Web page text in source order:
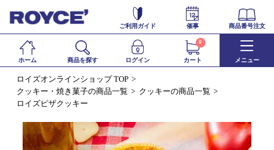
ご利用ガイド 催事 商品番号注文
ホーム 商品を探す ログイン カート
0
メニュー
ロイズオンラインショップ TOP
クッキー・焼き菓子の商品一覧
クッキーの商品一覧
ロイズピザクッキー